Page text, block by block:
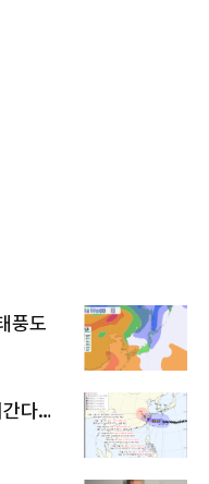
풍도
간다…